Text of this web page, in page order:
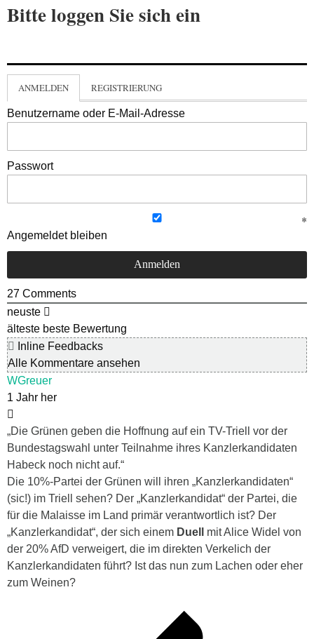
Bitte loggen Sie sich ein
ANMELDEN REGISTRIERUNG
Benutzername oder E-Mail-Adresse
Passwort
Angemeldet bleiben
27 Comments
neuste
älteste beste Bewertung
Inline Feedbacks
Alle Kommentare ansehen
WGreuer
1 Jahr her
„Die Grünen geben die Hoffnung auf ein TV-Triell vor der
Bundestagswahl unter Teilnahme ihres Kanzlerkandidaten
Habeck noch nicht auf.“
Die 10%-Partei der Grünen will ihren „Kanzlerkandidaten“
(sic!) im Triell sehen? Der „Kanzlerkandidat“ der Partei, die
für die Malaisse im Land primär verantwortlich ist? Der
„Kanzlerkandidat“, der sich einem Duell mit Alice Widel von
der 20% AfD verweigert, die im direkten Verkelich der
Kanzlerkandidaten führt? Ist das nun zum Lachen oder eher
zum Weinen?